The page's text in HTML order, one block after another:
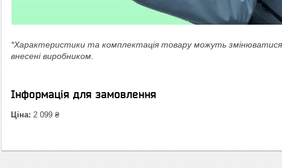
*Характеристики та комплектація товару можуть змінюватися
внесені виробником.
Інформація для замовлення
Ціна: 2 099 ₴